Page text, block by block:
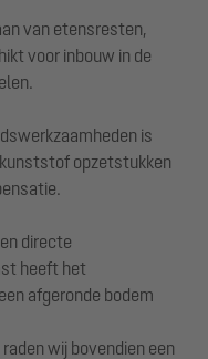
van etensresten,
voor inbouw in de
is
opzetstukken
directe
heeft het
afgeronde bodem
wij bovendien een